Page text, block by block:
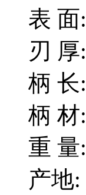
表 面:
刃 厚:
柄 长:
柄 材:
重 量:
产地: